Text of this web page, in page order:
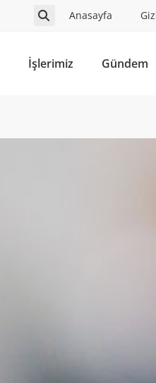
Anasayfa
İşlerimiz Gündem